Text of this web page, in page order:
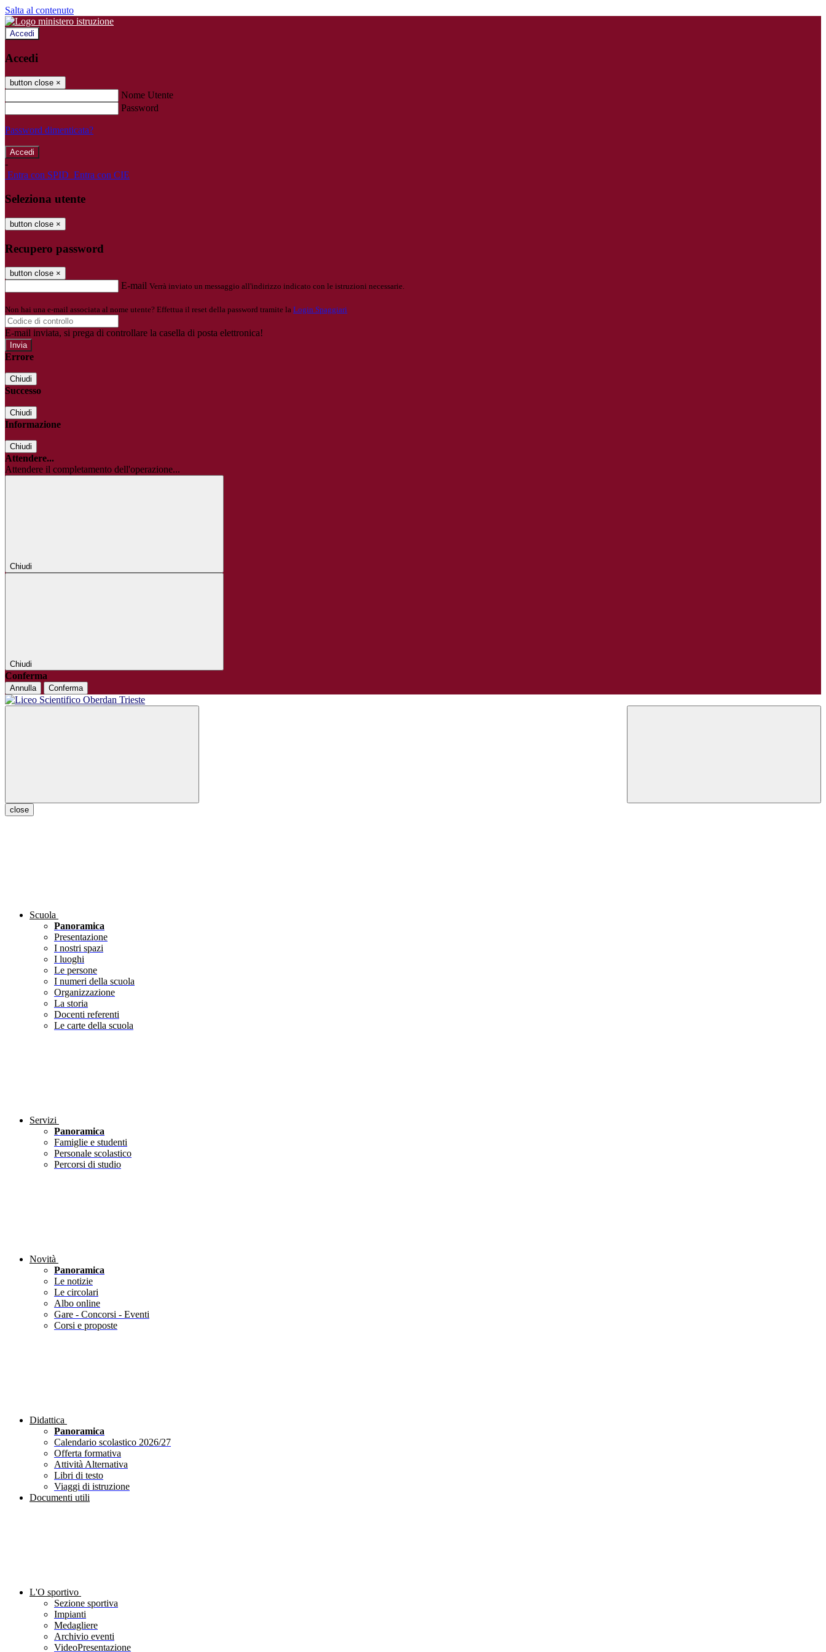
Salta al contenuto
Accedi
Accedi
button close ×
Nome Utente
Password
Password dimenticata?
-
Entra con SPID Entra con CIE
Seleziona utente
button close ×
Recupero password
button close ×
E-mail Verrà inviato un messaggio all'indirizzo indicato con le istruzioni necessarie.
Non hai una e-mail associata al nome utente? Effettua il reset della password tramite la Login Spaggiari
E-mail inviata, si prega di controllare la casella di posta elettronica!
Errore
Chiudi
Successo
Chiudi
Informazione
Chiudi
Attendere...
Attendere il completamento dell'operazione...
Chiudi
Chiudi
Conferma
Annulla Conferma
close
Scuola
Panoramica
Presentazione
I nostri spazi
I luoghi
Le persone
I numeri della scuola
Organizzazione
La storia
Docenti referenti
Le carte della scuola
Servizi
Panoramica
Famiglie e studenti
Personale scolastico
Percorsi di studio
Novità
Panoramica
Le notizie
Le circolari
Albo online
Gare - Concorsi - Eventi
Corsi e proposte
Didattica
Panoramica
Calendario scolastico 2026/27
Offerta formativa
Attività Alternativa
Libri di testo
Viaggi di istruzione
Documenti utili
L'O sportivo
Sezione sportiva
Impianti
Medagliere
Archivio eventi
VideoPresentazione